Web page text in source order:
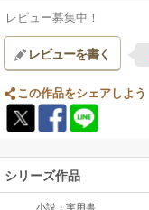
レビュー募集中！
レビューを書く
この作品をシェアしよう
シリーズ作品
小説・実用書